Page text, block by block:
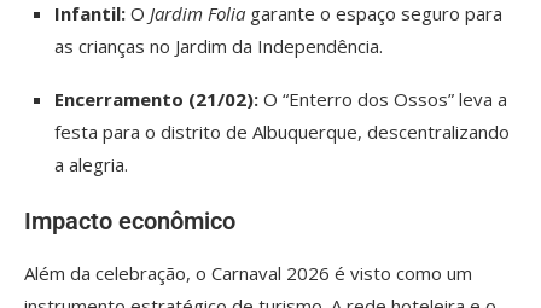
Infantil: O Jardim Folia garante o espaço seguro para
as crianças no Jardim da Independência.
Encerramento (21/02): O “Enterro dos Ossos” leva a
festa para o distrito de Albuquerque, descentralizando
a alegria.
Impacto econômico
Além da celebração, o Carnaval 2026 é visto como um